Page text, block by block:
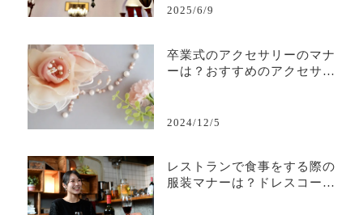
2025/6/9
卒業式のアクセサリーのマナ
ーは？おすすめのアクセサリ
2024/12/5
レストランで食事をする際の
服装マナーは？ドレスコード